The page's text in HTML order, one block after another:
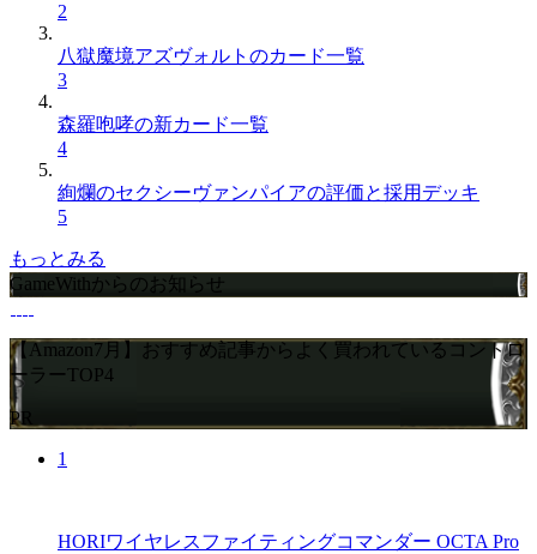
2
八獄魔境アズヴォルトのカード一覧
3
森羅咆哮の新カード一覧
4
絢爛のセクシーヴァンパイアの評価と採用デッキ
5
もっとみる
GameWithからのお知らせ
【Amazon7月】おすすめ記事からよく買われているコントロ
ーラーTOP4
PR
1
HORIワイヤレスファイティングコマンダー OCTA Pro